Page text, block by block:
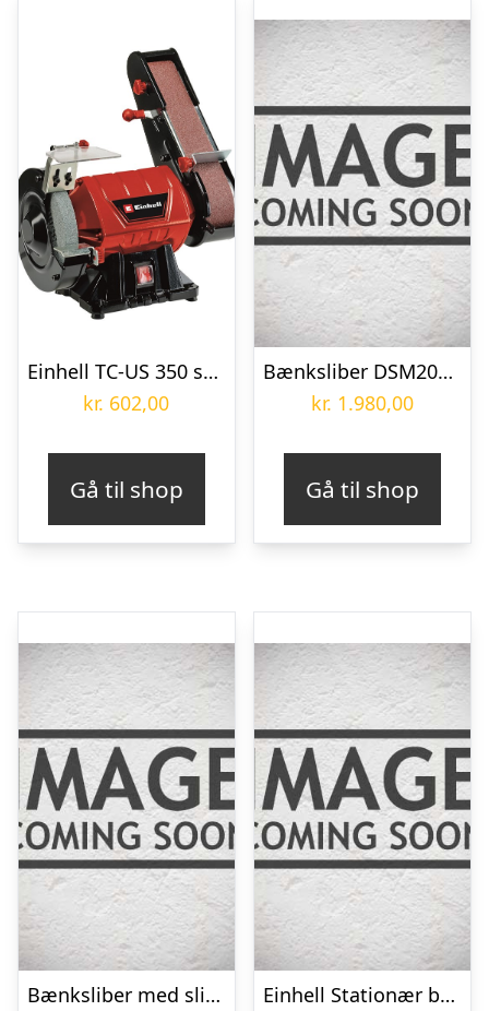
Einhell TC-US 350 stationær bånd & bænksliber Ø150 mm 230V/350W
kr. 602,00
Gå til shop
Bænksliber DSM200PS_400V 400 Holzmann
kr. 1.980,00
Gå til shop
Bænksliber med slibeskiver DSA 250 – 3x400V
Einhell Stationær bånd- og bænksliber, TC-US 350 – 4466154